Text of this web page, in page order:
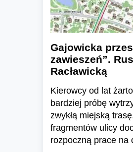
Gajowicka
zawieszeń”.
Racławicką
Kierowcy od lat
bardziej próbę
zwykłą miejską
fragmentów ulicy
rozpoczną prace na